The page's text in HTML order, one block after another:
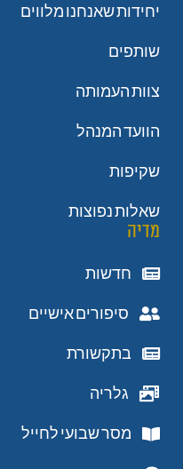
יחידות שאנחנו מלווים
שותפים
צוות העמותה
הוועד המנהל
שקיפות
שאלות נפוצות
מדיה
חדשות
סיפורים אישיים
בתקשורת
גלריה
מסר שבועי לחייל